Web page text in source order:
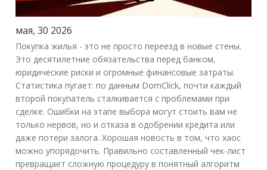
мая, 30 2026
Покупка жилья - это не просто переезд в новые стены.
Это десятилетние обязательства перед банком,
юридические риски и огромные финансовые затраты.
Статистика пугает: по данным DomClick, почти каждый
второй покупатель сталкивается с проблемами при
сделке. Ошибки на этапе выбора могут стоить вам не
только нервов, но и отказа в одобрении кредита или
даже потери залога. Хорошая новость в том, что хаос
можно упорядочить. Правильно составленныйчек-лист
превращает сложную процедуру в понятный алгоритм